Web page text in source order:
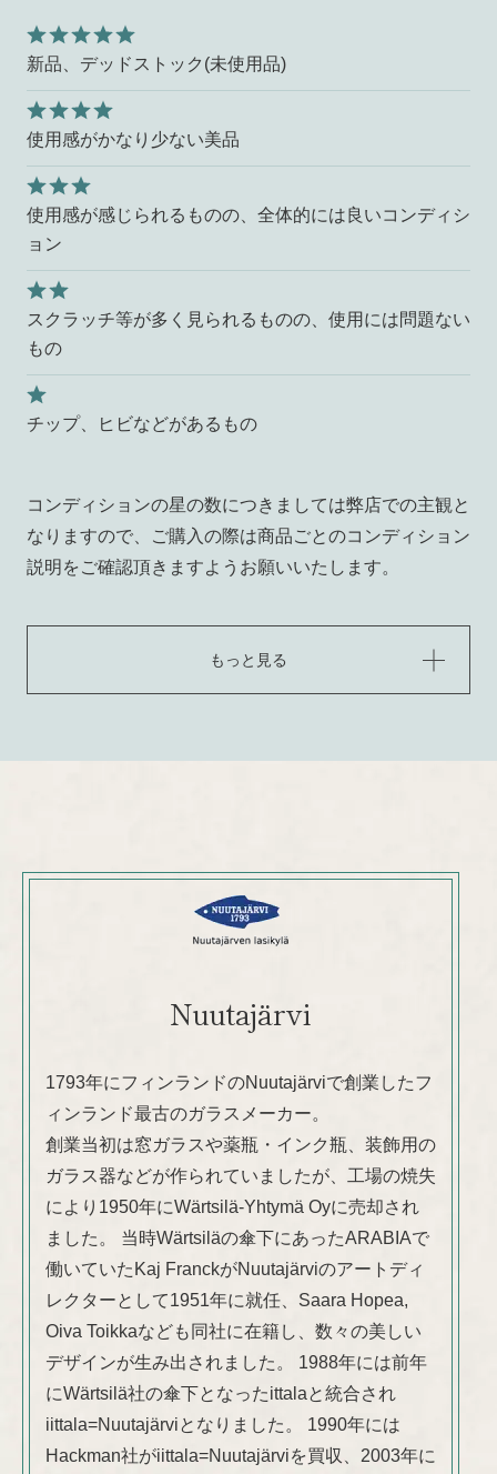
新品、デッドストック(未使用品)
使用感がかなり少ない美品
使用感が感じられるものの、全体的には良いコンディシ
ョン
スクラッチ等が多く見られるものの、使用には問題ない
もの
チップ、ヒビなどがあるもの
コンディションの星の数につきましては弊店での主観と
なりますので、ご購入の際は商品ごとのコンディション
説明をご確認頂きますようお願いいたします。
もっと見る
Nuutajärvi
1793年にフィンランドのNuutajärviで創業したフ
ィンランド最古のガラスメーカー。
創業当初は窓ガラスや薬瓶・インク瓶、装飾用の
ガラス器などが作られていましたが、工場の焼失
により1950年にWärtsilä-Yhtymä Oyに売却され
ました。 当時Wärtsiläの傘下にあったARABIAで
働いていたKaj FranckがNuutajärviのアートディ
レクターとして1951年に就任、Saara Hopea,
Oiva Toikkaなども同社に在籍し、数々の美しい
デザインが生み出されました。 1988年には前年
にWärtsilä社の傘下となったittalaと統合され
iittala=Nuutajärviとなりました。 1990年には
Hackman社がiittala=Nuutajärviを買収、2003年に